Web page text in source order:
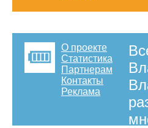
О проекте
Статистика
Партнерам
Контакты
Реклама